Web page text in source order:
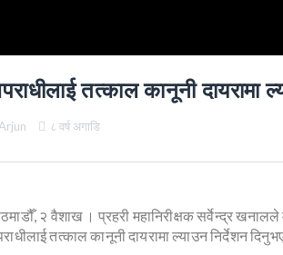
तत्काल कानूनी दायरामा
८ वर्ष अगाडि
२ वैशाख । प्रहरी महानिरीक्षक सर्वेन्द्र
तत्काल कानूनी दायरामा ल्याउन निर्देशन